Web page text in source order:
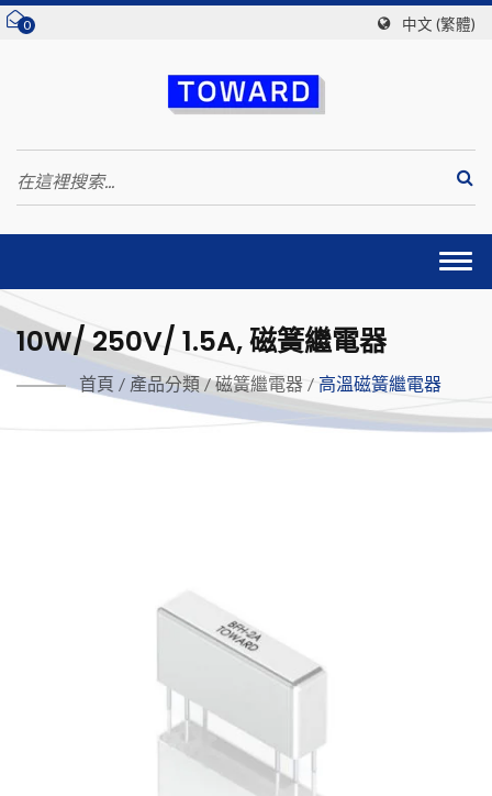
0 中文 (繁體)
10W/ 250V/ 1.5A, 磁簧繼電器
首頁 / 產品分類 / 磁簧繼電器 / 高溫磁簧繼電器